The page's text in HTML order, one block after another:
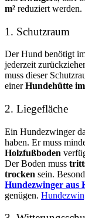
m² reduziert werden.
1. Schutzraum
Der Hund benötigt
jederzeit
muss dieser
einerHundehütte
2. Liegefläche
Ein Hundezwinger
haben. Er muss
Holzfußboden
Der Boden muss
trocken sein.
Hundezwinger aus
genügen.